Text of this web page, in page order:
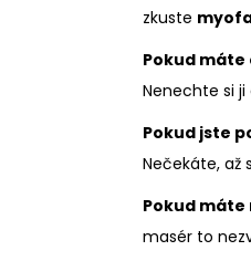
zkuste
Pokud
Nenechte si
Pokud jste
Nečekáte, až
Pokud
masér to